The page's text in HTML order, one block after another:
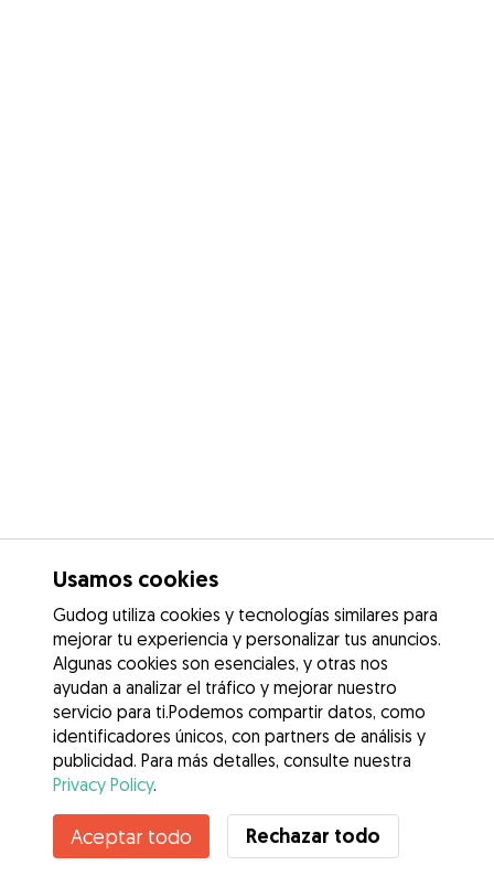
Usamos cookies
Gudog utiliza cookies y tecnologías similares para
mejorar tu experiencia y personalizar tus anuncios.
Algunas cookies son esenciales, y otras nos
ayudan a analizar el tráfico y mejorar nuestro
servicio para ti.Podemos compartir datos, como
identificadores únicos, con partners de análisis y
publicidad. Para más detalles, consulte nuestra
Privacy Policy.
Aceptar todo Rechazar todo